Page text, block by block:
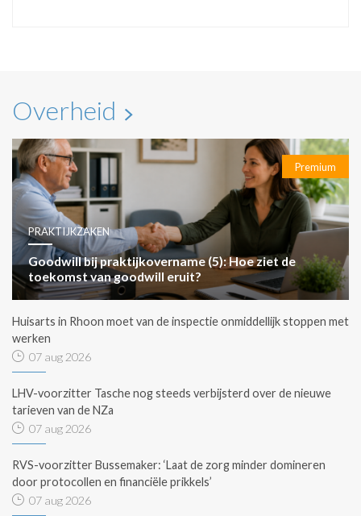
Overheid
Premium
PRAKTIJKZAKEN
Goodwill bij praktijkovername (5): Hoe ziet de
toekomst van goodwill eruit?
Huisarts in Rhoon moet van de inspectie onmiddellijk stoppen met
werken
07 aug 2026
LHV-voorzitter Tasche nog steeds verbijsterd over de nieuwe
tarieven van de NZa
07 aug 2026
RVS-voorzitter Bussemaker: ‘Laat de zorg minder domineren
door protocollen en financiële prikkels’
07 aug 2026